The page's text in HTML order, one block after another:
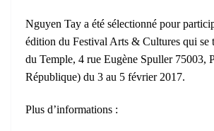
Nguyen Tay a été sélectionné pour
édition du Festival Arts & Cultures qui se
du Temple, 4 rue Eugène Spuller 75003,
République) du 3 au 5 février 2017.
Plus d’informations :